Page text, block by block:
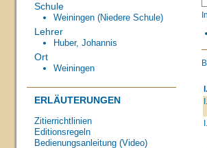
Schule
Weiningen (Niedere Schule)
Lehrer
Huber, Johannis
Ort
Weiningen
ERLÄUTERUNGEN
Zitierrichtlinien
Editionsregeln
Bedienungsanleitung (Video)